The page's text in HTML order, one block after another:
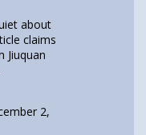
about
claims
Jiuquan
2,